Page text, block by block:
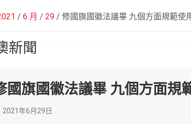
6 月 29 修國旗國徽法議畢 九個方面規範使
新聞
國旗國徽法議畢 九個方面規
2021年6月29日